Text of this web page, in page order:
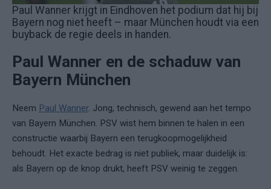
Paul Wanner krijgt in Eindhoven het podium dat hij bij
Bayern nog niet heeft – maar München houdt via een
buyback de regie deels in handen.
Paul Wanner en de schaduw van
Bayern München
Neem Paul Wanner. Jong, technisch, gewend aan het tempo
van Bayern München. PSV wist hem binnen te halen in een
constructie waarbij Bayern een terugkoopmogelijkheid
behoudt. Het exacte bedrag is niet publiek, maar duidelijk is:
als Bayern op de knop drukt, heeft PSV weinig te zeggen.